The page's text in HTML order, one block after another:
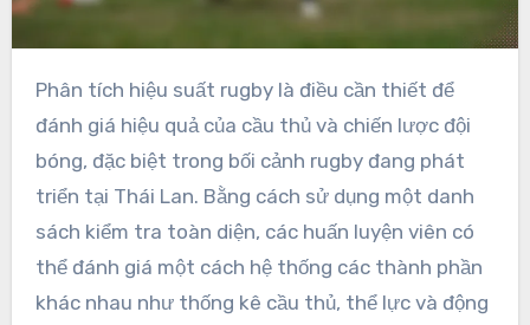
Phân tích hiệu suất rugby là điều cần thiết để
đánh giá hiệu quả của cầu thủ và chiến lược đội
bóng, đặc biệt trong bối cảnh rugby đang phát
triển tại Thái Lan. Bằng cách sử dụng một danh
sách kiểm tra toàn diện, các huấn luyện viên có
thể đánh giá một cách hệ thống các thành phần
khác nhau như thống kê cầu thủ, thể lực và động